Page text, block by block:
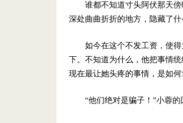
谁都不知道寸头阿伏那天
深处曲曲折折的地方，隐藏了什
如今在这个不发工资，使
下。不知道为什么，他把事情
现在最让她头疼的事情，是如何
“他们绝对是骗子！”小蓉的